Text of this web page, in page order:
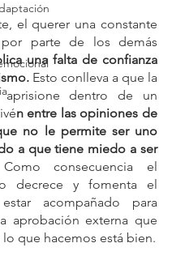
el querer una constante
por parte de los demás
una falta de confianza
Esto conlleva a que la
aprisione dentro de un
n entre las opiniones de
no le permite ser uno
a que tiene miedo a ser
consecuencia el
decrece y fomenta el
acompañado para
aprobación externa que
lo que hacemos está bien.